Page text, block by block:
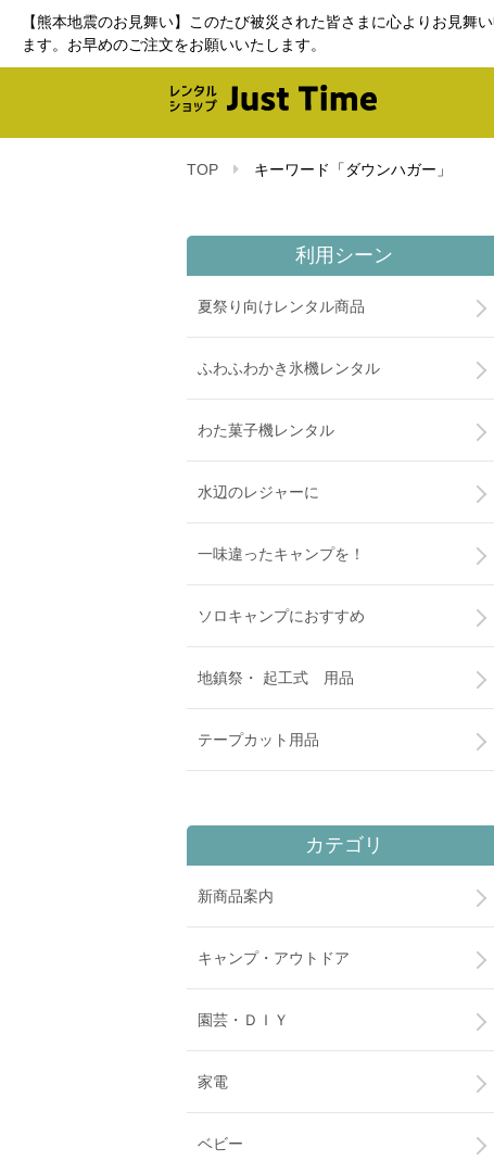
【熊本地震のお見舞い】このたび被災された皆さまに心よりお見
ます。お早めのご注文をお願いいたします。
TOP キーワード「ダウンハガー」
利用シーン
夏祭り向けレンタル商品
ふわふわかき氷機レンタル
わた菓子機レンタル
水辺のレジャーに
一味違ったキャンプを！
ソロキャンプにおすすめ
地鎮祭・ 起工式 用品
テープカット用品
カテゴリ
新商品案内
キャンプ・アウトドア
園芸・ＤＩＹ
家電
ベビー